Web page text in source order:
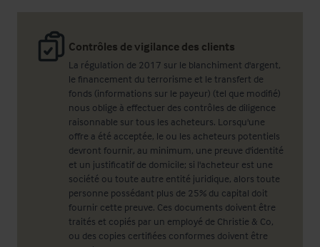
Contrôles de vigilance des clients
La régulation de 2017 sur le blanchiment d'argent,
le financement du terrorisme et le transfert de
fonds (informations sur le payeur) (tel que modifié)
nous oblige à effectuer des contrôles de diligence
raisonnable sur tous les acheteurs. Lorsqu'une
offre a été acceptée, le ou les acheteurs potentiels
devront fournir, au minimum, une preuve d'identité
et un justificatif de domicile; si l'acheteur est une
société ou toute autre entité juridique, alors toute
personne possédant plus de 25% du capital doit
fournir cette preuve. Ces documents doivent être
traités et copiés par un employé de Christie & Co,
ou des copies certifiées conformes doivent être